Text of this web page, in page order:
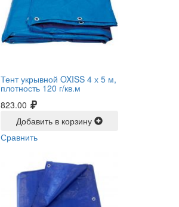
Тент укрывной OXISS 4 х 5 м,
плотность 120 г/кв.м
823.00
Добавить в корзину
Сравнить